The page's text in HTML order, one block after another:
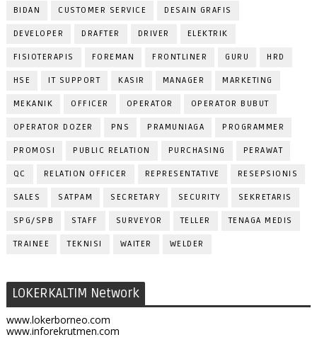
BIDAN CUSTOMER SERVICE DESAIN GRAFIS
DEVELOPER DRAFTER DRIVER ELEKTRIK
FISIOTERAPIS FOREMAN FRONTLINER GURU HRD
HSE IT SUPPORT KASIR MANAGER MARKETING
MEKANIK OFFICER OPERATOR OPERATOR BUBUT
OPERATOR DOZER PNS PRAMUNIAGA PROGRAMMER
PROMOSI PUBLIC RELATION PURCHASING PERAWAT
QC RELATION OFFICER REPRESENTATIVE RESEPSIONIS
SALES SATPAM SECRETARY SECURITY SEKRETARIS
SPG/SPB STAFF SURVEYOR TELLER TENAGA MEDIS
TRAINEE TEKNISI WAITER WELDER
LOKERKALTIM Network
www.lokerborneo.com
www.inforekrutmen.com